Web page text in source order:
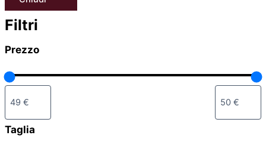
Filtri
Prezzo
Taglia